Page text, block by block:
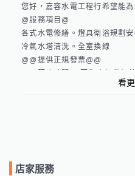
您好，嘉容水電工程行希望能
@服務項目@
各式水電修繕。燈具衛浴規劃安
冷氣水塔清洗。全室換線
@@提供正規發票@@
看
店家服務